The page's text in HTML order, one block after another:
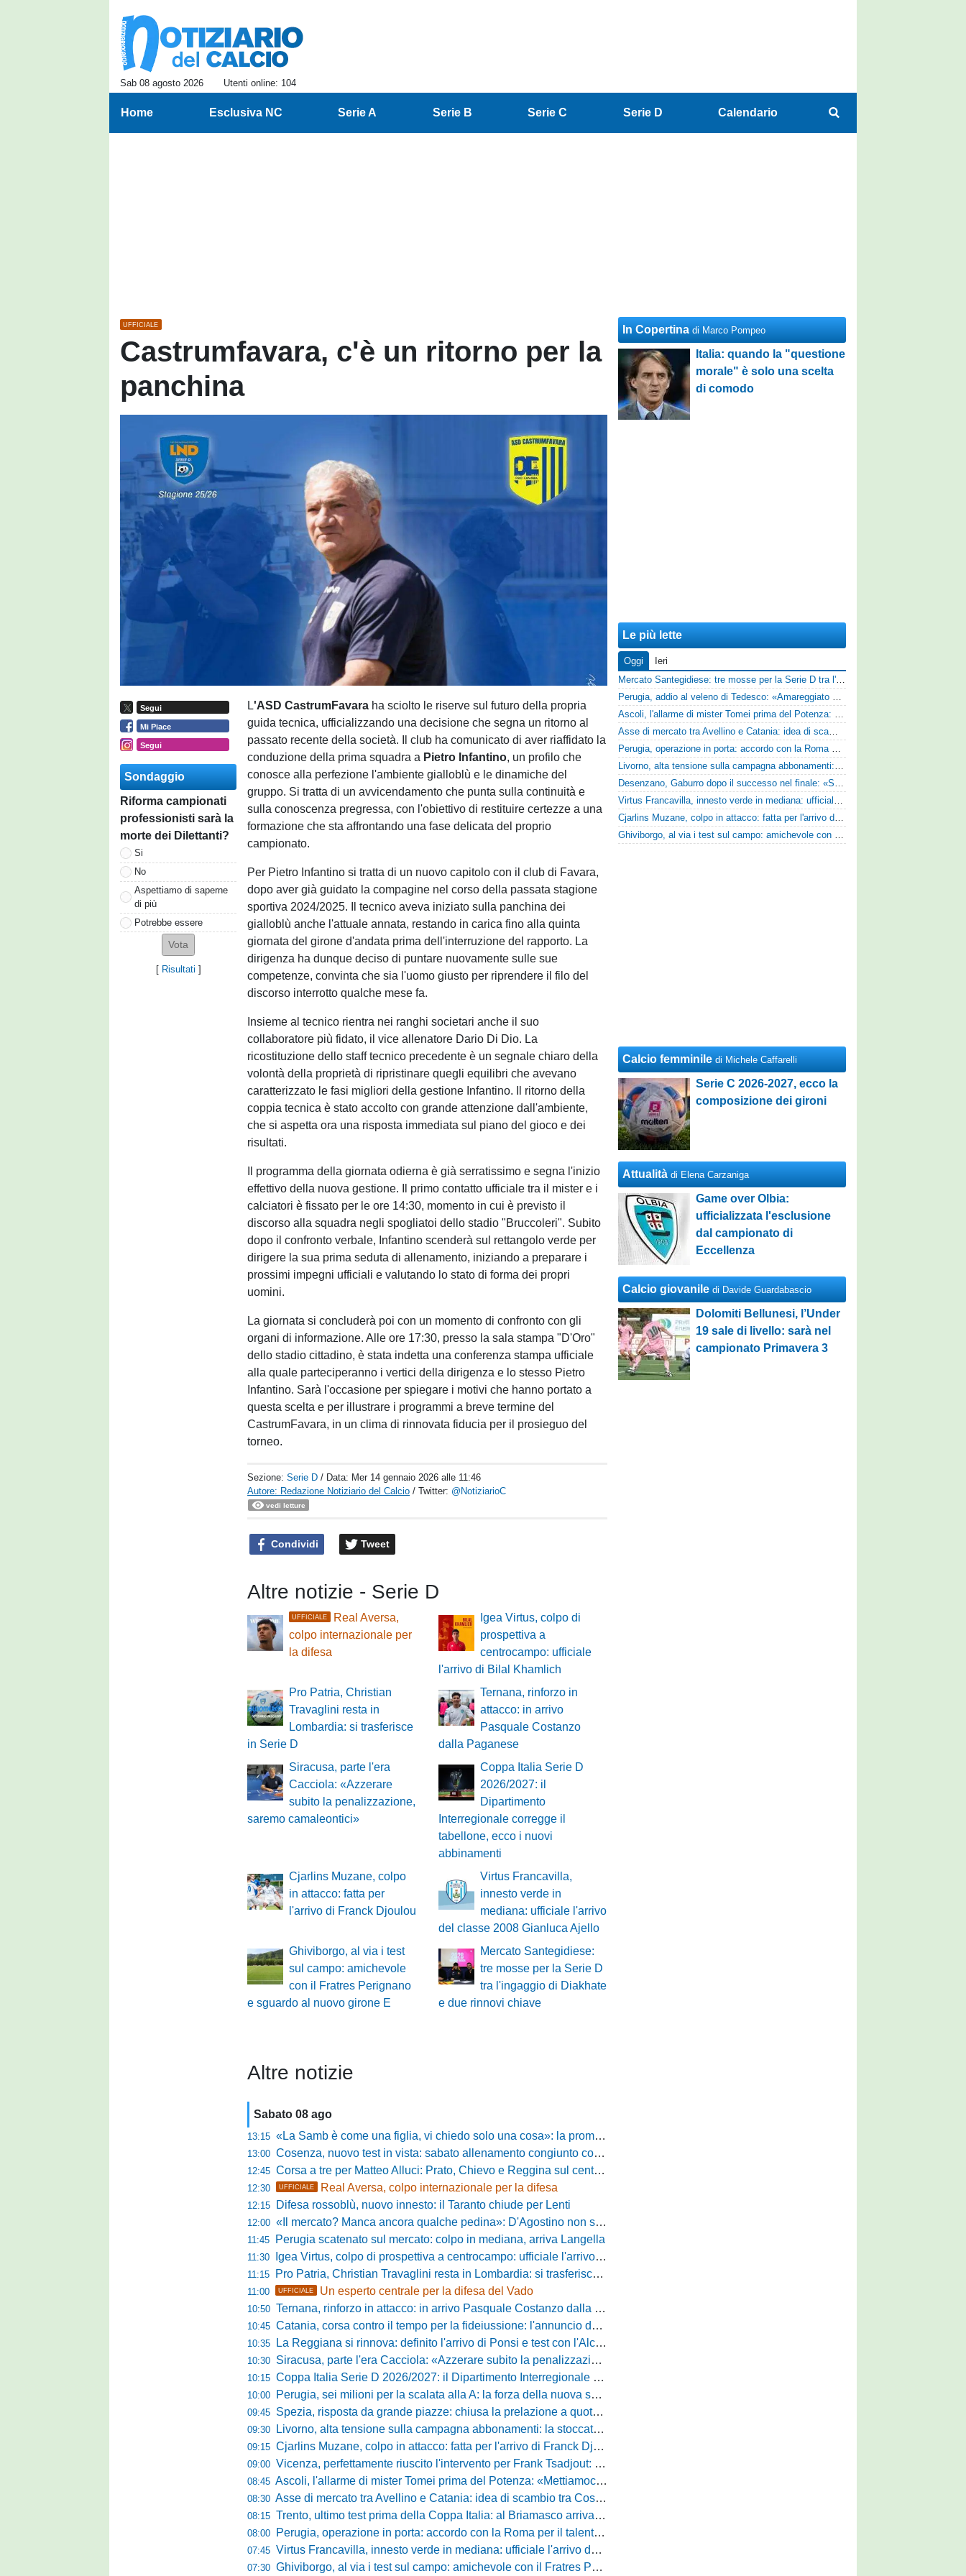
Sab 08 agosto 2026 Utenti online: 104
Home Esclusiva NC Serie A Serie B Serie C Serie D Calendario
UFFICIALE
Castrumfavara, c'è un ritorno per la
panchina
Segui
Mi Piace
Segui
Sondaggio
Riforma campionati
professionisti sarà la
morte dei Dilettanti?
Si
No
Aspettiamo di saperne
di più
Potrebbe essere
[ Risultati ]
L'ASD CastrumFavara ha sciolto le riserve sul futuro della propria
guida tecnica, ufficializzando una decisione che segna un ritorno al
passato recente della società. Il club ha comunicato di aver riaffidato la
conduzione della prima squadra a Pietro Infantino, un profilo che
conosce alla perfezione l'ambiente gialloblù e le dinamiche del
gruppo. Si tratta di un avvicendamento che punta sulla continuità e
sulla conoscenza pregressa, con l'obiettivo di restituire certezze a una
formazione che sta affrontando una fase delicata del proprio
campionato.
Per Pietro Infantino si tratta di un nuovo capitolo con il club di Favara,
dopo aver già guidato la compagine nel corso della passata stagione
sportiva 2024/2025. Il tecnico aveva iniziato sulla panchina dei
gialloblù anche l'attuale annata, restando in carica fino alla quinta
giornata del girone d'andata prima dell'interruzione del rapporto. La
dirigenza ha dunque deciso di puntare nuovamente sulle sue
competenze, convinta che sia l'uomo giusto per riprendere il filo del
discorso interrotto qualche mese fa.
Insieme al tecnico rientra nei ranghi societari anche il suo
collaboratore più fidato, il vice allenatore Dario Di Dio. La
ricostituzione dello staff tecnico precedente è un segnale chiaro della
volontà della proprietà di ripristinare quegli equilibri che avevano
caratterizzato le fasi migliori della gestione Infantino. Il ritorno della
coppia tecnica è stato accolto con grande attenzione dall'ambiente,
che si aspetta ora una risposta immediata sul piano del gioco e dei
risultati.
Il programma della giornata odierna è già serratissimo e segna l'inizio
effettivo della nuova gestione. Il primo contatto ufficiale tra il mister e i
calciatori è fissato per le ore 14:30, momento in cui è previsto il
discorso alla squadra negli spogliatoi dello stadio "Bruccoleri". Subito
dopo il confronto verbale, Infantino scenderà sul rettangolo verde per
dirigere la sua prima seduta di allenamento, iniziando a preparare i
prossimi impegni ufficiali e valutando lo stato di forma dei propri
uomini.
La giornata si concluderà poi con un momento di confronto con gli
organi di informazione. Alle ore 17:30, presso la sala stampa "D'Oro"
dello stadio cittadino, è stata indetta una conferenza stampa ufficiale
alla quale parteciperanno i vertici della dirigenza e lo stesso Pietro
Infantino. Sarà l'occasione per spiegare i motivi che hanno portato a
questa scelta e per illustrare i programmi a breve termine del
CastrumFavara, in un clima di rinnovata fiducia per il prosieguo del
torneo.
Sezione:Serie D / Data: Mer 14 gennaio 2026 alle 11:46
Autore: Redazione Notiziario del Calcio / Twitter: @NotiziarioC
vedi letture
Condividi Tweet
Altre notizie - Serie D
UFFICIALE
Real Aversa,
colpo internazionale per
la difesa
Igea Virtus, colpo di
prospettiva a
centrocampo: ufficiale
l'arrivo di Bilal Khamlich
Pro Patria, Christian
Travaglini resta in
Lombardia: si trasferisce
in Serie D
Ternana, rinforzo in
attacco: in arrivo
Pasquale Costanzo
dalla Paganese
Siracusa, parte l'era
Cacciola: «Azzerare
subito la penalizzazione,
saremo camaleontici»
Coppa Italia Serie D
2026/2027: il
Dipartimento
Interregionale corregge il
tabellone, ecco i nuovi
abbinamenti
Cjarlins Muzane, colpo
in attacco: fatta per
l'arrivo di Franck Djoulou
Virtus Francavilla,
innesto verde in
mediana: ufficiale l'arrivo
del classe 2008 Gianluca Ajello
Ghiviborgo, al via i test
sul campo: amichevole
con il Fratres Perignano
e sguardo al nuovo girone E
Mercato Santegidiese:
tre mosse per la Serie D
tra l'ingaggio di Diakhate
e due rinnovi chiave
Altre notizie
Sabato 08 ago
13:15 «La Samb è come una figlia, vi chiedo solo una cosa»: la promessa di Vittorio Massi commuove la piazza
13:00 Cosenza, nuovo test in vista: sabato allenamento congiunto con il Bisignano
12:45 Corsa a tre per Matteo Alluci: Prato, Chievo e Reggina sul centrocampista
12:30 UFFICIALE Real Aversa, colpo internazionale per la difesa
12:15 Difesa rossoblù, nuovo innesto: il Taranto chiude per Lenti
12:00 «Il mercato? Manca ancora qualche pedina»: D'Agostino non si ferma e punta in alto
11:45 Perugia scatenato sul mercato: colpo in mediana, arriva Langella
11:30 Igea Virtus, colpo di prospettiva a centrocampo: ufficiale l'arrivo di Bilal Khamlich
11:15 Pro Patria, Christian Travaglini resta in Lombardia: si trasferisce in Serie D
11:00 UFFICIALE Un esperto centrale per la difesa del Vado
10:50 Ternana, rinforzo in attacco: in arrivo Pasquale Costanzo dalla Paganese
10:45 Catania, corsa contro il tempo per la fideiussione: l'annuncio della società e le ragioni dello slittamento
10:35 La Reggiana si rinnova: definito l'arrivo di Ponsi e test con l'Alcione
10:30 Siracusa, parte l'era Cacciola: «Azzerare subito la penalizzazione, saremo camaleontici»
10:15 Coppa Italia Serie D 2026/2027: il Dipartimento Interregionale corregge il tabellone, ecco i nuovi abbinamenti
10:00 Perugia, sei milioni per la scalata alla A: la forza della nuova societa e il progetto di Alessandro Gaucci
09:45 Spezia, risposta da grande piazze: chiusa la prelazione a quota 5.164 abbonamenti
09:30 Livorno, alta tensione sulla campagna abbonamenti: la stoccata della Curva Nord alla società
09:15 Cjarlins Muzane, colpo in attacco: fatta per l'arrivo di Franck Djoulou
09:00 Vicenza, perfettamente riuscito l'intervento per Frank Tsadjout: il comunicato del club
08:45 Ascoli, l'allarme di mister Tomei prima del Potenza: «Mettiamoci l'elmetto, l'obiettivo è la salvezza e non dobbiamo vendere fumo!»
08:30 Asse di mercato tra Avellino e Catania: idea di scambio tra Cosimo Patierno e Kaleb Jimenez
08:15 Trento, ultimo test prima della Coppa Italia: al Briamasco arriva il triangolare con Südtirol e Campodarsego
08:00 Perugia, operazione in porta: accordo con la Roma per il talento Zelezny
07:45 Virtus Francavilla, innesto verde in mediana: ufficiale l'arrivo del classe 2008 Gianluca Ajello
07:30 Ghiviborgo, al via i test sul campo: amichevole con il Fratres Perignano e sguardo al nuovo girone E
In Copertina di Marco Pompeo
Italia: quando la "questione
morale" è solo una scelta
di comodo
Le più lette
Oggi
Ieri
Mercato Santegidiese: tre mosse per la Serie D tra l'ingaggio di Diakhate e due rinnovi chiave
Perugia, addio al veleno di Tedesco: «Amareggiato dalle parole di Alessandro Gaucci, mi hanno ferito umanamente»
Ascoli, l'allarme di mister Tomei prima del Potenza: «Mettiamoci l'elmetto, l'obiettivo è la salvezza e non dobbiamo vendere fumo!»
Asse di mercato tra Avellino e Catania: idea di scambio tra Cosimo Patierno e Kaleb Jimenez
Perugia, operazione in porta: accordo con la Roma per il talento Zelezny
Livorno, alta tensione sulla campagna abbonamenti: la stoccata della Curva Nord alla società
Desenzano, Gaburro dopo il successo nel finale: «Sapevamo che avremmo sofferto, ma si è vista la voglia di vincere»
Virtus Francavilla, innesto verde in mediana: ufficiale l'arrivo del classe 2008 Gianluca Ajello
Cjarlins Muzane, colpo in attacco: fatta per l'arrivo di Franck Djoulou
Ghiviborgo, al via i test sul campo: amichevole con il Fratres Perignano e sguardo al nuovo girone E
Calcio femminile di Michele Caffarelli
Serie C 2026-2027, ecco la
composizione dei gironi
Attualità di Elena Carzaniga
Game over Olbia:
ufficializzata l'esclusione
dal campionato di
Eccellenza
Calcio giovanile di Davide Guardabascio
Dolomiti Bellunesi, l’Under
19 sale di livello: sarà nel
campionato Primavera 3